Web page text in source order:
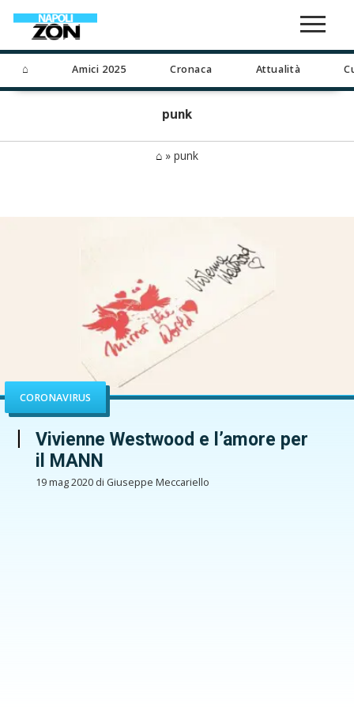
⌂ Amici 2025 Cronaca Attualità
punk
⌂ » punk
CORONAVIRUS
Vivienne Westwood e l’amore per
il MANN
19 mag 2020 di Giuseppe Meccariello